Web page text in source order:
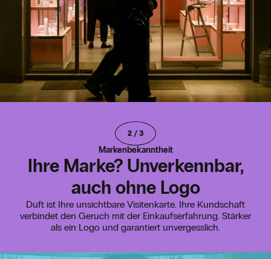
2 / 3
Markenbekanntheit
Ihre Marke? Unverkennbar,
auch ohne Logo
Duft ist Ihre unsichtbare Visitenkarte. Ihre Kundschaft
verbindet den Geruch mit der Einkaufserfahrung. Stärker
als ein Logo und garantiert unvergesslich.